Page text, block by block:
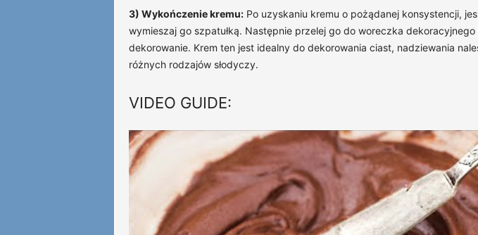
3) Wykończenie kremu:Po uzyskaniu kremu o pożądanej konsystencji,
wymieszaj go szpatułką. Następnie przelej go do woreczka
dekorowanie. Krem ten jest idealny do dekorowania ciast, nadziewania
różnych rodzajów słodyczy.
VIDEO GUIDE: